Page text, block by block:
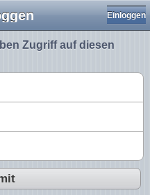
Einloggen
Zugriff auf diesen